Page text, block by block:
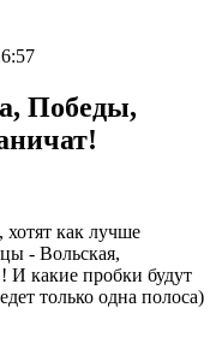
Победы,
как лучше
- Вольская,
И какие пробки будут
только одна полоса)